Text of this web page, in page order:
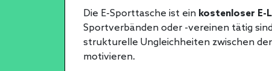
Die E-Sporttasche ist ein kostenloser E-
Sportverbänden oder -vereinen tätig
strukturelle Ungleichheiten zwischen
motivieren.